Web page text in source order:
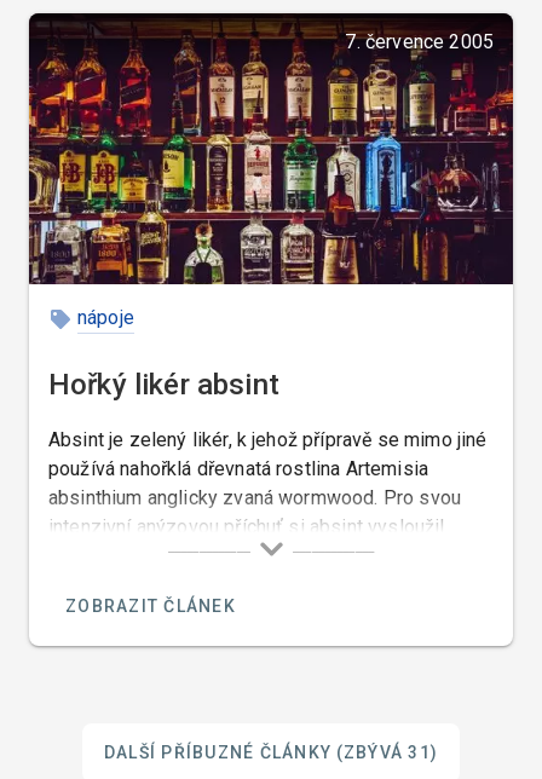
7. července 2005
nápoje
Hořký likér absint
Absint je zelený likér, k jehož přípravě se mimo jiné
používá nahořklá dřevnatá rostlina Artemisia
absinthium anglicky zvaná wormwood. Pro svou
intenzivní anýzovou příchuť si absint vysloužil
francouzský název anisette.
ZOBRAZIT ČLÁNEK
DALŠÍ PŘÍBUZNÉ ČLÁNKY (ZBÝVÁ 31)